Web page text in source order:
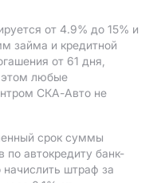
от 4.9% до 15% и
займа и кредитной
от 61 дня,
любые
СКА-Авто не
срок суммы
по автокредиту банк-
начислить штраф за